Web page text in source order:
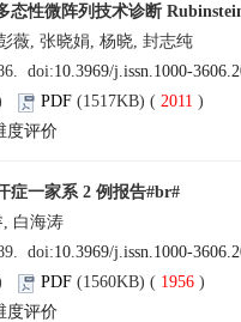
态性微阵列技术诊断
薇, 张晓娟, 杨晓, 封志纯
doi:10.3969/j.issn.1000-
PDF (1517KB) ( 2011)
度评价
症一家系 2 例报告#br#
白海涛
doi:10.3969/j.issn.1000-
PDF (1560KB) ( 1956)
度评价